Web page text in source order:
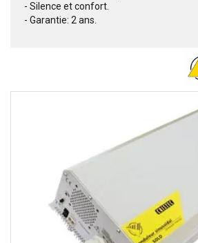
- Silence et confort.
- Garantie: 2 ans.